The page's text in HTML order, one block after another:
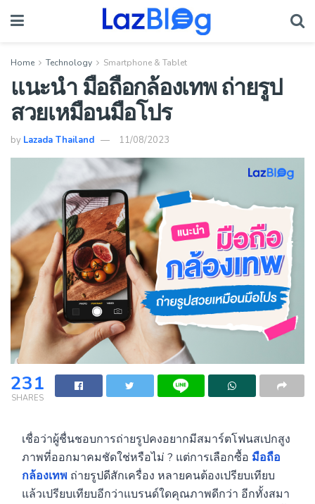
Home Technology Smartphone & Tablet
แนะนำ มือถือกล้องเทพ ถ่ายรูป
สวยเหมือนมือโปร
by Lazada Thailand 11/08/2023
231
SHARES
เชื่อว่าผู้ชื่นชอบการถ่ายรูปคงอยากมีสมาร์ตโฟนสเปกสูง
ภาพที่ออกมาคมชัดใช่หรือไม่ ? แต่การเลือกซื้อ มือถือ
กล้องเทพ ถ่ายรูปดีสักเครื่อง หลายคนต้องเปรียบเทียบ
แล้วเปรียบเทียบอีกว่าแบรนด์ใดคุณภาพดีกว่า อีกทั้งสมา